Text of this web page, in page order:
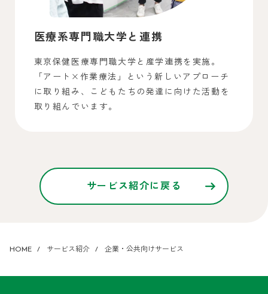
医療系専門職大学と連携
東京保健医療専門職大学と産学連携を実施。
「アート×作業療法」という新しいアプローチ
に取り組み、こどもたちの発達に向けた活動を
取り組んでいます。
サービス紹介に戻る
HOME サービス紹介 企業・公共向けサービス